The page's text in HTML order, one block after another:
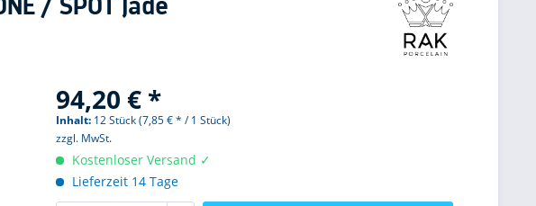
/ SPOT Jade
94,20 € *
Inhalt: 12 Stück (7,85 € * / 1 Stück)
zzgl. MwSt.
Kostenloser Versand ✓
Lieferzeit 14 Tage